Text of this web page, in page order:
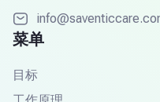
菜单
目标